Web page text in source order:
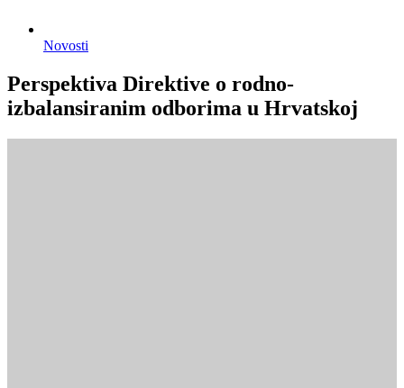
Novosti
Perspektiva Direktive o rodno-
izbalansiranim odborima u Hrvatskoj